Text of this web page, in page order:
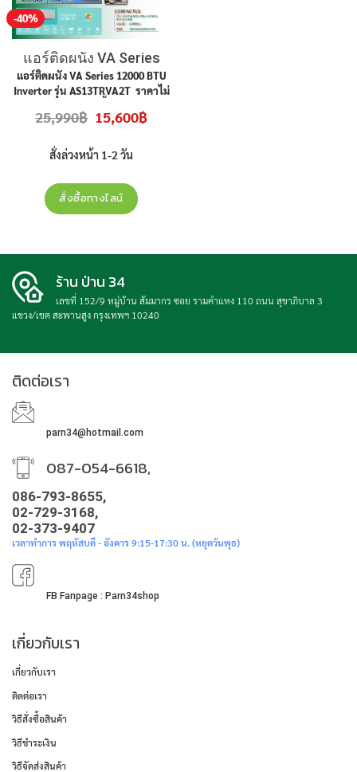
-40%
แอร์ติดผนัง VA Series
12000 BTU Inverter
แอร์ติดผนัง VA Series 12000 BTU
Inverter รุ่น AS13TRVA2T ราคาไม่
25,990฿ Original
price
25,990฿.
15,600฿Current
price
สั่งล่วงหน้า 1-2 วัน
สั่งซื้อทางไลน์
ร้าน ป่าน 34
เลขที่ 152/9 หมู่บ้าน สัมมากร ซอย รามคำแหง 110 ถนน สุขาภิบาล 3
แขวง/เขต สะพานสูง กรุงเทพฯ 10240
ติดต่อเรา
parn34@hotmail.com
087-054-6618,
086-793-8655,
02-729-3168,
02-373-9407
เวลาทำการ พฤหัสบดี - อังคาร 9:15-17:30 น. (หยุดวันพุธ)
FB Fanpage : Parn34shop
เกี่ยวกับเรา
เกี่ยวกับเรา
ติดต่อเรา
วิธีสั่งซื้อสินค้า
วิธีชำระเงิน
วิธีจัดส่งสินค้า